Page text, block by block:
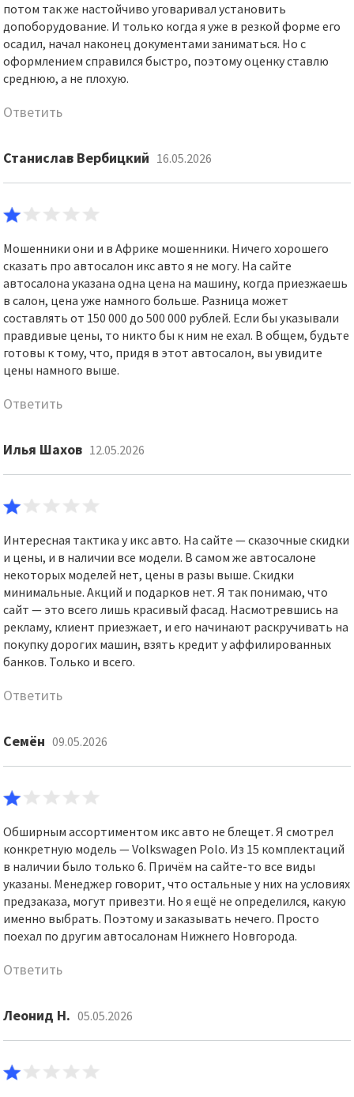
потом так же настойчиво уговаривал установить
допоборудование. И только когда я уже в резкой форме его
осадил, начал наконец документами заниматься. Но с
оформлением справился быстро, поэтому оценку ставлю
среднюю, а не плохую.
Ответить
Станислав Вербицкий 16.05.2026
Мошенники они и в Африке мошенники. Ничего хорошего
сказать про автосалон икс авто я не могу. На сайте
автосалона указана одна цена на машину, когда приезжаешь
в салон, цена уже намного больше. Разница может
составлять от 150 000 до 500 000 рублей. Если бы указывали
правдивые цены, то никто бы к ним не ехал. В общем, будьте
готовы к тому, что, придя в этот автосалон, вы увидите
цены намного выше.
Ответить
Илья Шахов 12.05.2026
Интересная тактика у икс авто. На сайте — сказочные скидки
и цены, и в наличии все модели. В самом же автосалоне
некоторых моделей нет, цены в разы выше. Скидки
минимальные. Акций и подарков нет. Я так понимаю, что
сайт — это всего лишь красивый фасад. Насмотревшись на
рекламу, клиент приезжает, и его начинают раскручивать на
покупку дорогих машин, взять кредит у аффилированных
банков. Только и всего.
Ответить
Семён 09.05.2026
Обширным ассортиментом икс авто не блещет. Я смотрел
конкретную модель — Volkswagen Polo. Из 15 комплектаций
в наличии было только 6. Причём на сайте-то все виды
указаны. Менеджер говорит, что остальные у них на условиях
предзаказа, могут привезти. Но я ещё не определился, какую
именно выбрать. Поэтому и заказывать нечего. Просто
поехал по другим автосалонам Нижнего Новгорода.
Ответить
Леонид Н. 05.05.2026